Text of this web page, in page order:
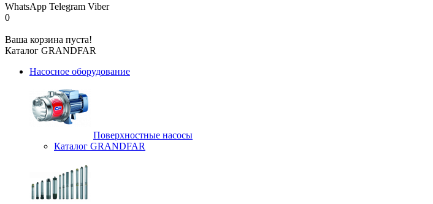
WhatsApp Telegram Viber
0
Ваша корзина пуста!
Каталог GRANDFAR
Насосное оборудование
Поверхностные насосы
Каталог GRANDFAR